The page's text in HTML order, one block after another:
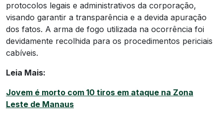
protocolos legais e administrativos da corporação,
visando garantir a transparência e a devida apuração
dos fatos. A arma de fogo utilizada na ocorrência foi
devidamente recolhida para os procedimentos periciais
cabíveis.
Leia Mais:
Jovem é morto com 10 tiros em ataque na Zona
Leste de Manaus